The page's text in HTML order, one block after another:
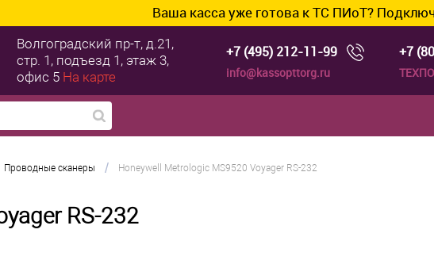
Ваша касса уже готова к ТС ПИоТ? Подключим и
Волгоградский пр-т, д.21,
стр. 1, подъезд 1, этаж 3,
офис 5 На карте
+7 (495) 212-11-99
info@kassopttorg.ru
+7
Проводные сканеры / Honeywell Metrologic MS9520 Voyager RS-232
RS-232